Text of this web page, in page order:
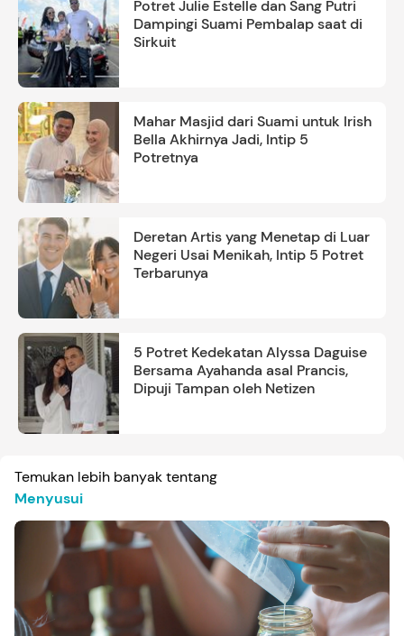
Potret Julie Estelle dan Sang Putri
Dampingi Suami Pembalap saat di
Sirkuit
Mahar Masjid dari Suami untuk Irish
Bella Akhirnya Jadi, Intip 5
Potretnya
Deretan Artis yang Menetap di Luar
Negeri Usai Menikah, Intip 5 Potret
Terbarunya
5 Potret Kedekatan Alyssa Daguise
Bersama Ayahanda asal Prancis,
Dipuji Tampan oleh Netizen
Temukan lebih banyak tentang
Menyusui